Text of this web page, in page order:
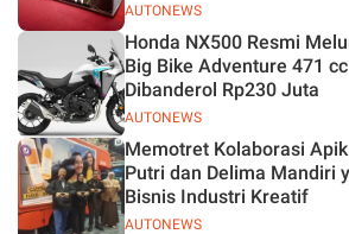
AUTONEWS
AUTONEWS
Honda NX500 Resmi
Big Bike Adventure 471
Dibanderol Rp230 Juta
AUTONEWS
Memotret Kolaborasi
Putri dan Delima Mandiri
Bisnis Industri Kreatif